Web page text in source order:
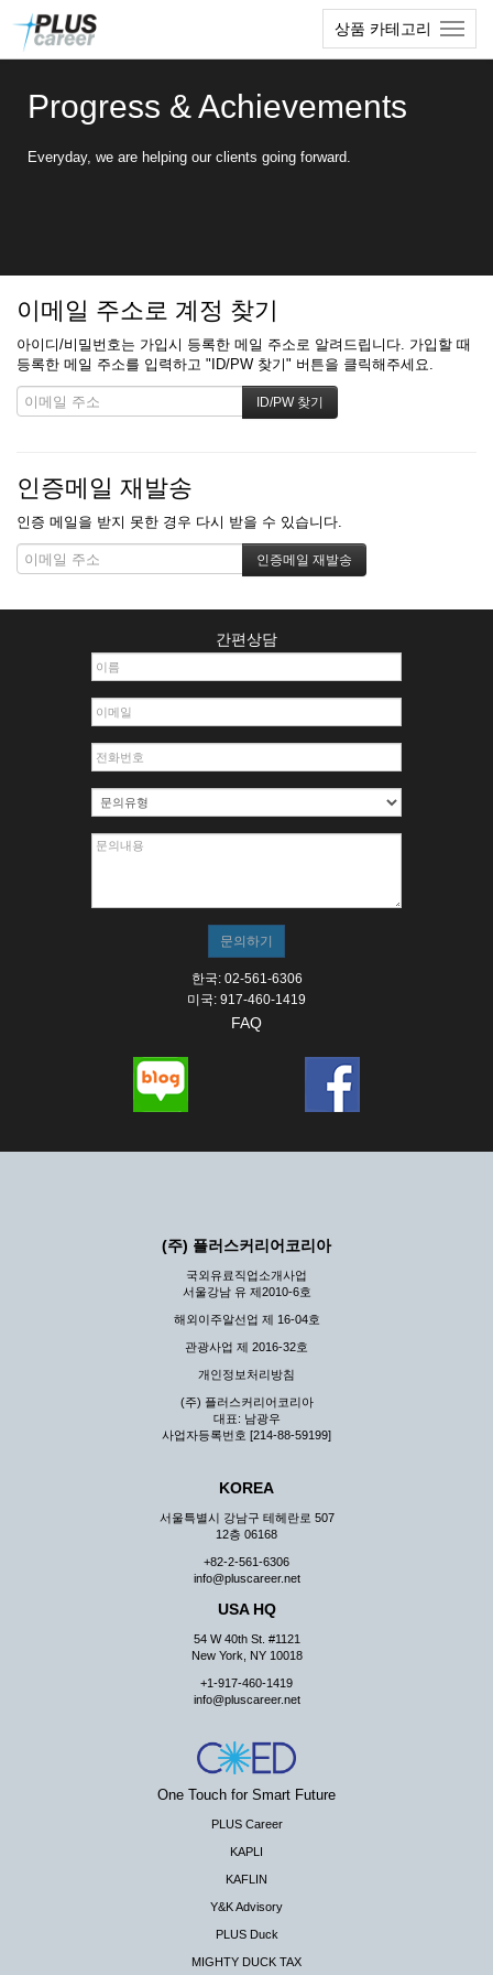
상품 카테고리
Progress & Achievements
Everyday, we are helping our clients going forward.
이메일 주소로 계정 찾기
아이디/비밀번호는 가입시 등록한 메일 주소로 알려드립니다. 가입할 때
등록한 메일 주소를 입력하고 "ID/PW 찾기" 버튼을 클릭해주세요.
인증메일 재발송
인증 메일을 받지 못한 경우 다시 받을 수 있습니다.
간편상담
한국: 02-561-6306
미국: 917-460-1419
FAQ
(주) 플러스커리어코리아
국외유료직업소개사업
서울강남 유 제2010-6호
해외이주알선업 제 16-04호
관광사업 제 2016-32호
개인정보처리방침
(주) 플러스커리어코리아
대표: 남광우
사업자등록번호 [214-88-59199]
KOREA
서울특별시 강남구 테헤란로 507
12층 06168
+82-2-561-6306
info@pluscareer.net
USA HQ
54 W 40th St. #1121
New York, NY 10018
+1-917-460-1419
info@pluscareer.net
One Touch for Smart Future
PLUS Career
KAPLI
KAFLIN
Y&K Advisory
PLUS Duck
MIGHTY DUCK TAX